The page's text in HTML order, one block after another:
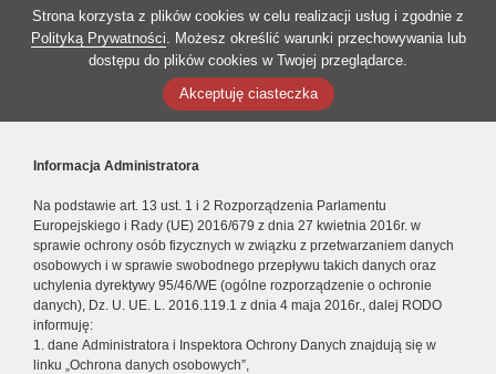
Strona korzysta z plików cookies w celu realizacji usług i zgodnie z
Polityką Prywatności. Możesz określić warunki przechowywania lub
dostępu do plików cookies w Twojej przeglądarce.
Akceptuję ciasteczka
Informacja Administratora
Na podstawie art. 13 ust. 1 i 2 Rozporządzenia Parlamentu
Europejskiego i Rady (UE) 2016/679 z dnia 27 kwietnia 2016r. w
sprawie ochrony osób fizycznych w związku z przetwarzaniem danych
osobowych i w sprawie swobodnego przepływu takich danych oraz
uchylenia dyrektywy 95/46/WE (ogólne rozporządzenie o ochronie
danych), Dz. U. UE. L. 2016.119.1 z dnia 4 maja 2016r., dalej RODO
informuję:
1. dane Administratora i Inspektora Ochrony Danych znajdują się w
linku „Ochrona danych osobowych”,